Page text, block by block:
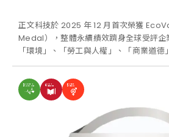
正文科技於 2025 年 12 月首次榮獲
Medal），整體永續績效躋身全球受評企業前 5%
「環境」、「勞工與人權」、「商業道德
面向皆展現優異成果，充分肯定公司於環
（ESG）各面向的整體永續表現。其中，
採購」兩大面向的進步尤為顯著，展現正
與供應鏈永續管理的具體成效。